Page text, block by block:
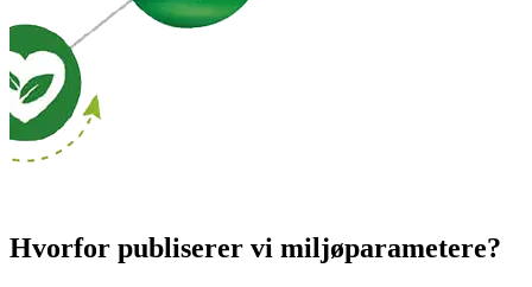
Hvorfor publiserer vi miljøparametere?